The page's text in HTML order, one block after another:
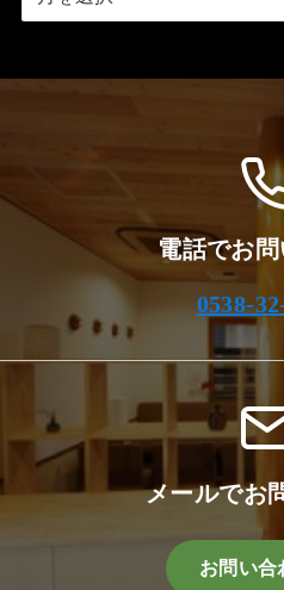
電話でお
0538-
メールでお
お問い合